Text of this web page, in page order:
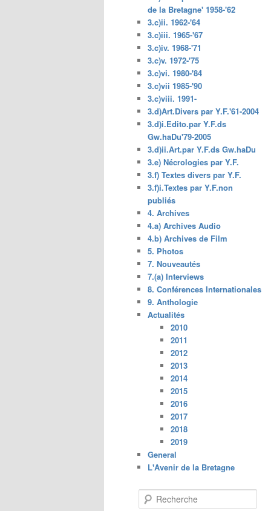
de la Bretagne' 1958-'62
3.c)ii. 1962-'64
3.c)iii. 1965-'67
3.c)iv. 1968-'71
3.c)v. 1972-'75
3.c)vi. 1980-'84
3.c)vii 1985-'90
3.c)viii. 1991-
3.d)Art.Divers par Y.F.'61-2004
3.d)i.Edito.par Y.F.ds
Gw.haDu'79-2005
3.d)ii.Art.par Y.F.ds Gw.haDu
3.e) Nécrologies par Y.F.
3.f) Textes divers par Y.F.
3.f)i.Textes par Y.F.non
publiés
4. Archives
4.a) Archives Audio
4.b) Archives de Film
5. Photos
7. Nouveautés
7.(a) Interviews
8. Conférences Internationales
9. Anthologie
Actualités
2010
2011
2012
2013
2014
2015
2016
2017
2018
2019
General
L'Avenir de la Bretagne
e